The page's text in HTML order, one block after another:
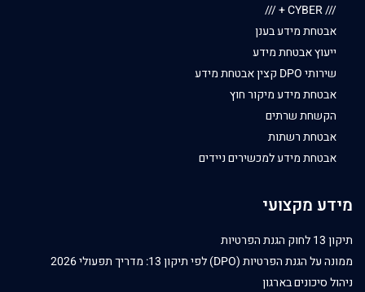
/// CYBER + ///
אבטחת מידע בענן
ייעוץ אבטחת מידע
שירותי DPO קצין אבטחת מידע
אבטחת מידע מיקור חוץ
הקשחת שרתים
אבטחת רשתות
אבטחת מידע למכשירים ניידים
מידע מקצועי
תיקון 13 לחוק הגנת הפרטיות
ממונה על הגנת הפרטיות (DPO) לפי תיקון 13: מדריך תפעולי 2026
ניהול סיכונים בארגון